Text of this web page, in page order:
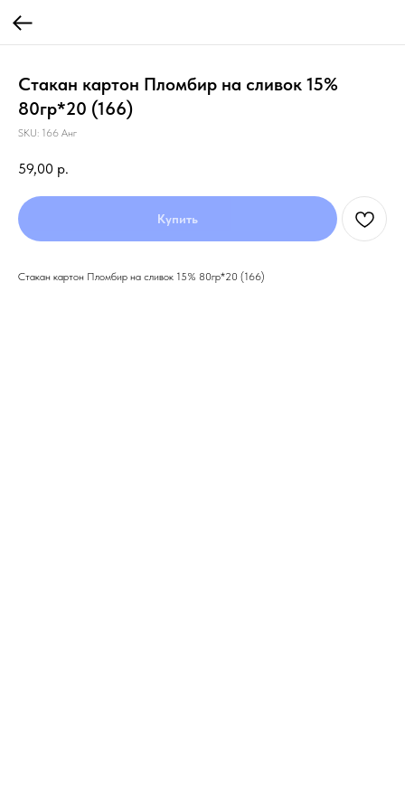
Стакан картон Пломбир на сливок 15%
80гр*20 (166)
SKU: 166 Анг
59,00 р.
Купить
Стакан картон Пломбир на сливок 15% 80гр*20 (166)